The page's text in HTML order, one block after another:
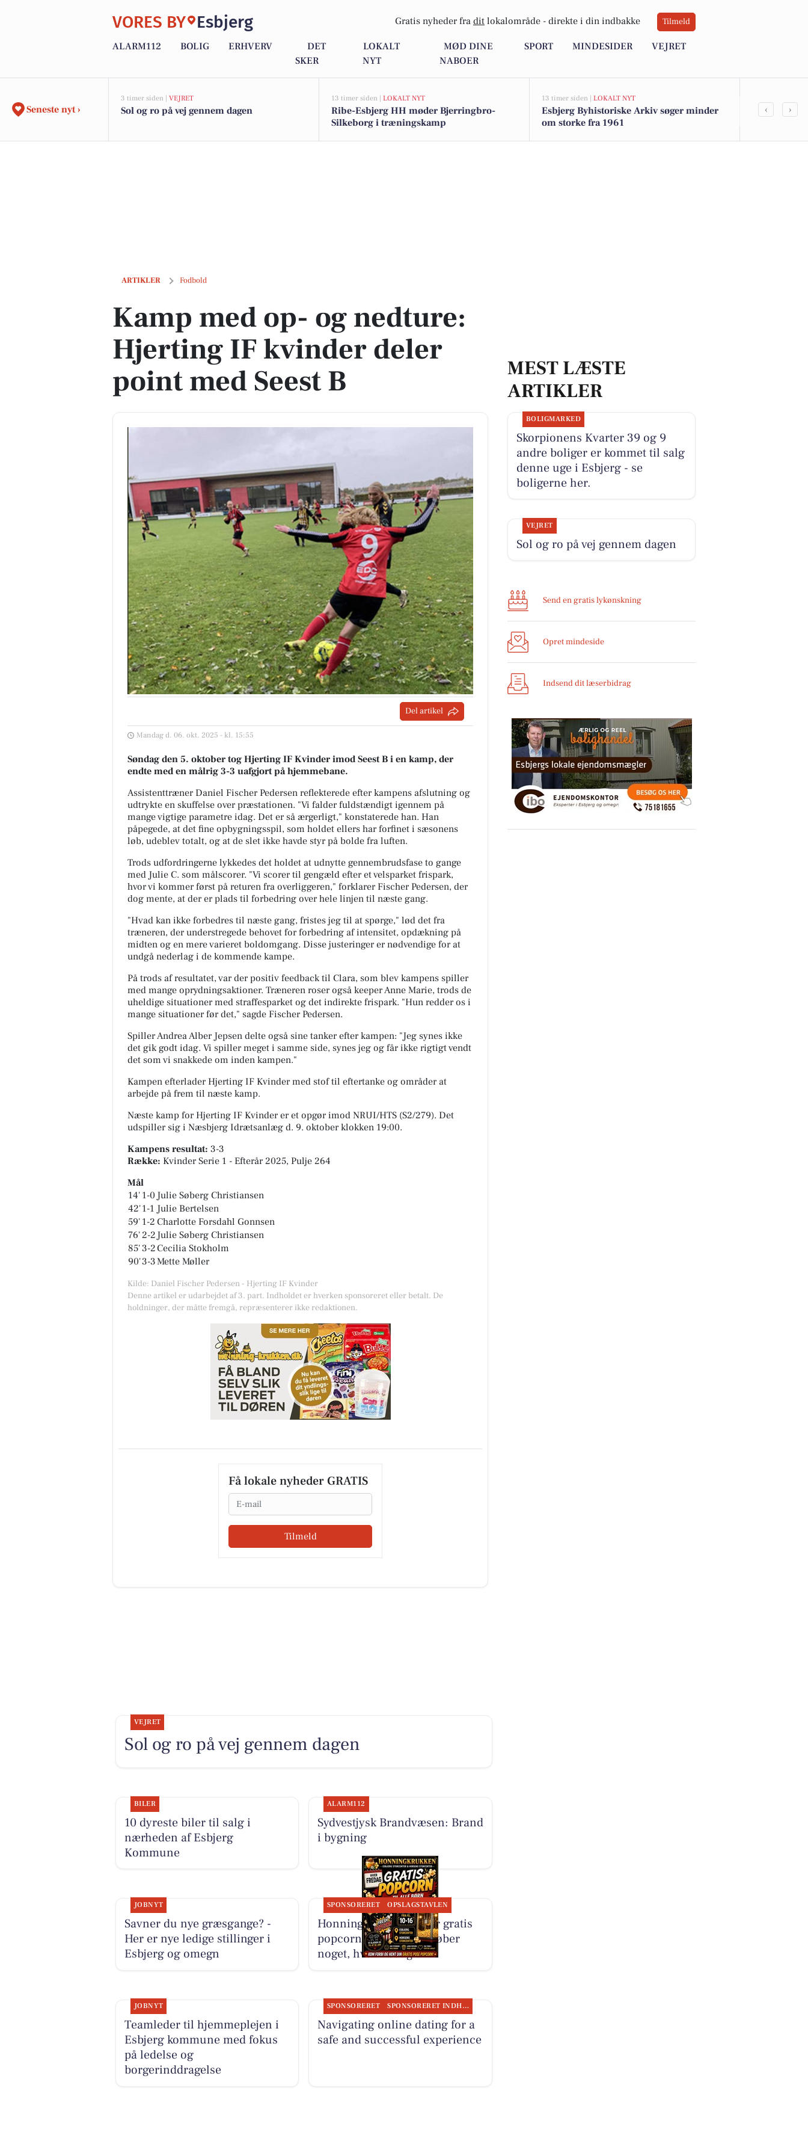
VORES BY Esbjerg Gratis nyheder fra dit lokalområde - direkte i din indbakke Tilmeld
ALARM112 BOLIG ERHVERV
DET
SKER
LOKALT
NYT
MØD DINE
NABOER
SPORT MINDESIDER VEJRET
Seneste nyt ›
3 timer siden | VEJRET
Sol og ro på vej gennem dagen
13 timer siden | LOKALT NYT
Ribe-Esbjerg HH møder Bjerringbro-
Silkeborg i træningskamp
13 timer siden | LOKALT NYT
Esbjerg Byhistoriske Arkiv søger minder
om storke fra 1961
Esbjerg
‹ ›
ARTIKLER Fodbold
Kamp med op- og nedture: Hjerting IF kvinder deler point med Seest B
Kamp med op- og nedture:
Hjerting IF kvinder deler
point med Seest B
Del artikel
Mandag d. 06. okt. 2025 - kl. 15:55
Søndag den 5. oktober tog Hjerting IF Kvinder imod Seest B i en kamp, der
endte med en målrig 3-3 uafgjort på hjemmebane.
Assistenttræner Daniel Fischer Pedersen reflekterede efter kampens afslutning og
udtrykte en skuffelse over præstationen. "Vi falder fuldstændigt igennem på
mange vigtige parametre idag. Det er så ærgerligt," konstaterede han. Han
påpegede, at det fine opbygningsspil, som holdet ellers har forfinet i sæsonens
løb, udeblev totalt, og at de slet ikke havde styr på bolde fra luften.
Trods udfordringerne lykkedes det holdet at udnytte gennembrudsfase to gange
med Julie C. som målscorer. "Vi scorer til gengæld efter et velsparket frispark,
hvor vi kommer først på returen fra overliggeren," forklarer Fischer Pedersen, der
dog mente, at der er plads til forbedring over hele linjen til næste gang.
"Hvad kan ikke forbedres til næste gang, fristes jeg til at spørge," lød det fra
træneren, der understregede behovet for forbedring af intensitet, opdækning på
midten og en mere varieret boldomgang. Disse justeringer er nødvendige for at
undgå nederlag i de kommende kampe.
På trods af resultatet, var der positiv feedback til Clara, som blev kampens spiller
med mange oprydningsaktioner. Træneren roser også keeper Anne Marie, trods de
uheldige situationer med straffesparket og det indirekte frispark. "Hun redder os i
mange situationer før det," sagde Fischer Pedersen.
Spiller Andrea Alber Jepsen delte også sine tanker efter kampen: "Jeg synes ikke
det gik godt idag. Vi spiller meget i samme side, synes jeg og får ikke rigtigt vendt
det som vi snakkede om inden kampen."
Kampen efterlader Hjerting IF Kvinder med stof til eftertanke og områder at
arbejde på frem til næste kamp.
Næste kamp for Hjerting IF Kvinder er et opgør imod NRUI/HTS (S2/279). Det
udspiller sig i Næsbjerg Idrætsanlæg d. 9. oktober klokken 19:00.
Kampens resultat: 3-3
Række: Kvinder Serie 1 - Efterår 2025, Pulje 264
Mål
14' 1-0 Julie Søberg Christiansen
42'1-1 Julie Bertelsen
59' 1-2 Charlotte Forsdahl Gonnsen
76'2-2 Julie Søberg Christiansen
85'3-2Cecilia Stokholm
90'3-3Mette Møller
Kilde: Daniel Fischer Pedersen - Hjerting IF Kvinder
Denne artikel er udarbejdet af 3. part. Indholdet er hverken sponsoreret eller betalt. De
holdninger, der måtte fremgå, repræsenterer ikke redaktionen.
Få lokale nyheder GRATIS
Email
Tilmeld
MEST LÆSTE
ARTIKLER
BOLIGMARKED
Skorpionens Kvarter 39 og 9
andre boliger er kommet til salg
denne uge i Esbjerg - se
boligerne her.
VEJRET
Sol og ro på vej gennem dagen
Send en gratis lykønskning
Opret mindeside
Indsend dit læserbidrag
VEJRET
Sol og ro på vej gennem dagen
BILER
10 dyreste biler til salg i
nærheden af Esbjerg
Kommune
ALARM112
Sydvestjysk Brandvæsen: Brand
i bygning
JOBNYT
Savner du nye græsgange? -
Her er nye ledige stillinger i
Esbjerg og omegn
SPONSORERET OPSLAGSTAVLEN
Honning-krukken giver gratis
popcorn til børn, der køber
noget, hver fredag
JOBNYT
Teamleder til hjemmeplejen i
Esbjerg kommune med fokus
på ledelse og
borgerinddragelse
SPONSORERET SPONSORERET INDHOLD
Navigating online dating for a
safe and successful experience